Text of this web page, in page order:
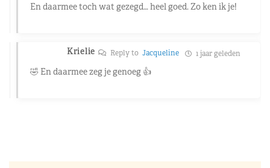
En daarmee toch wat gezegd… heel goed. Zo ken ik je!
Krielie Reply to Jacqueline 1 jaar geleden
🤣 En daarmee zeg je genoeg 👍